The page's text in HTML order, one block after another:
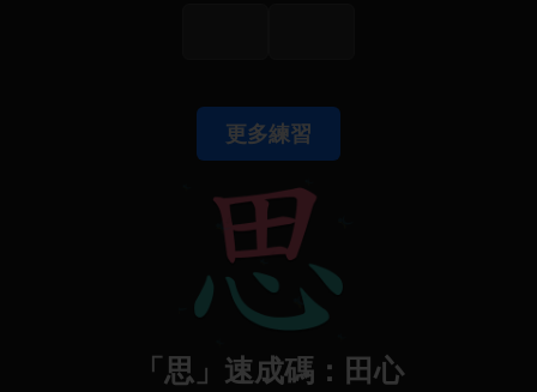
更多練習
「思」速成碼：田心